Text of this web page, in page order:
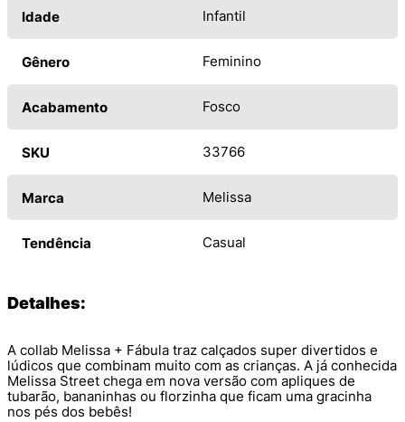
Idade Infantil
Gênero Feminino
Acabamento Fosco
SKU 33766
Marca Melissa
Tendência Casual
Detalhes:
A collab Melissa + Fábula traz calçados super divertidos e
lúdicos que combinam muito com as crianças. A já conhecida
Melissa Street chega em nova versão com apliques de
tubarão, bananinhas ou florzinha que ficam uma gracinha
nos pés dos bebês!